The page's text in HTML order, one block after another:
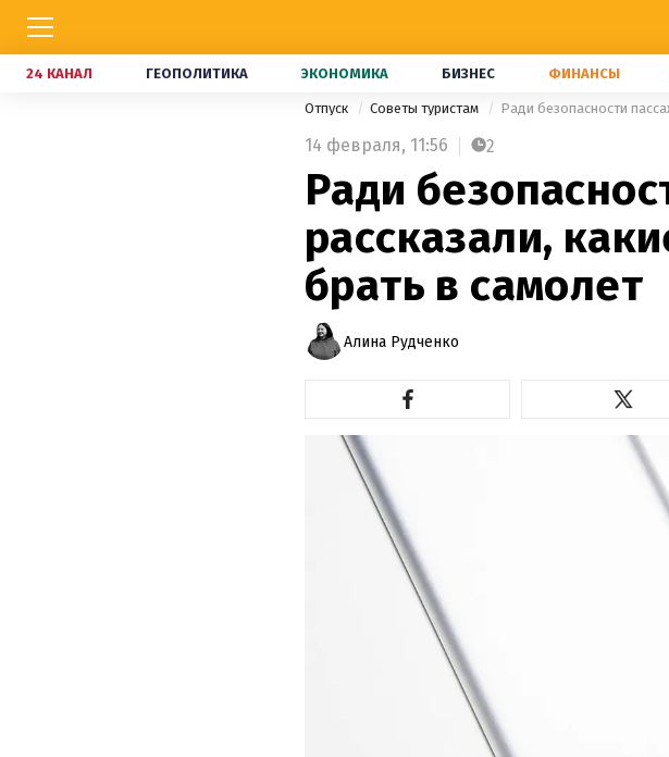
24 КАНАЛ ГЕОПОЛИТИКА ЭКОНОМИКА БИЗНЕС ФИНАНСЫ
Отпуск Советы туристам Ради безопасности
14 февраля, 11:56 2
Ради
рассказали,
брать в самолет
Алина Рудченко